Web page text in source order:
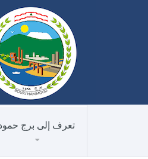
تعرف إلى برج